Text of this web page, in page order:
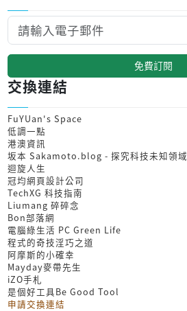
免費訂閱
交換連結
FuYUan's Space
低調一點
港澳資訊
坂本 Sakamoto.blog - 探究科技未知領域
迴旋人生
冠均網頁設計公司
TechXG 科技指南
Liumang 碎碎念
Bon部落網
電腦綠生活 PC Green Life
程式的奇技淫巧之道
阿摩斯的小確幸
Mayday麥帶先生
iZO手札
是個好工具Be Good Tool
申請交換連結